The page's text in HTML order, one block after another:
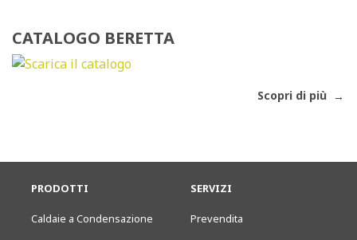
CATALOGO BERETTA
Scopri di più
PRODOTTI
Caldaie a Condensazione
SERVIZI
Prevendita